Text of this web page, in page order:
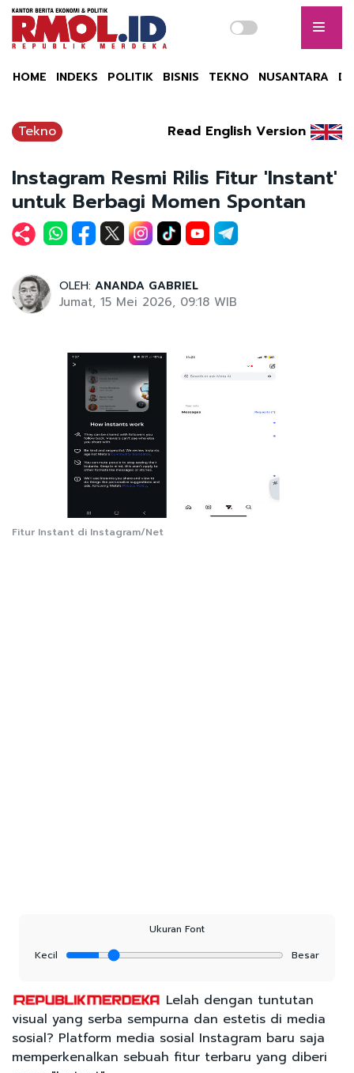
HOME INDEKS POLITIK BISNIS TEKNO NUSANTARA
Tekno Read English Version
Instagram Resmi Rilis Fitur 'Instant'
untuk Berbagi Momen Spontan
OLEH: ANANDA GABRIEL
Jumat, 15 Mei 2026, 09:18 WIB
Fitur Instant di Instagram/Net
Ukuran Font
Kecil
Besar
Lelah dengan tuntutan
visual yang serba sempurna dan estetis di media
sosial? Platform media sosial Instagram baru saja
memperkenalkan sebuah fitur terbaru yang diberi